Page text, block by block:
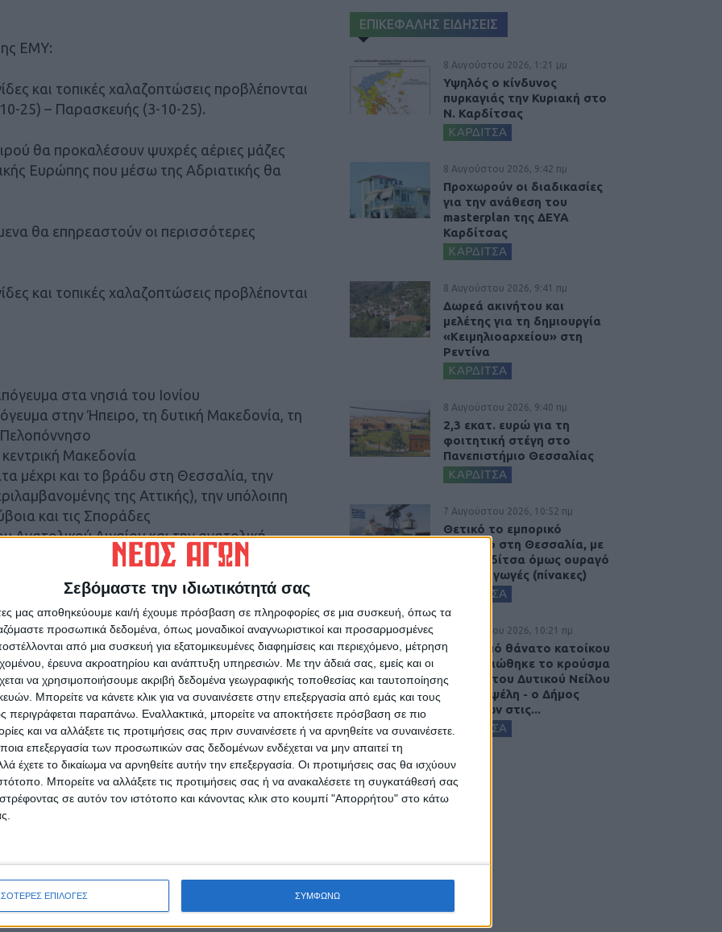
Σεβόμαστε την ιδιωτικότητά σας
μας αποθηκεύουμε και/ή έχουμε πρόσβαση σε πληροφορίες σε μια συσκευή, όπως τα
προσωπικά δεδομένα, όπως μοναδικοί αναγνωριστικοί και προσαρμοσμένες
από μια συσκευή για εξατομικευμένες διαφημίσεις και περιεχόμενο, μέτρηση
έρευνα ακροατηρίου και ανάπτυξη υπηρεσιών. Με την άδειά σας, εμείς και οι
να χρησιμοποιήσουμε ακριβή δεδομένα γεωγραφικής τοποθεσίας και ταυτοποίησης
Μπορείτε να κάνετε κλικ για να συναινέσετε στην επεξεργασία από εμάς και τους
περιγράφεται παραπάνω. Εναλλακτικά, μπορείτε να αποκτήσετε πρόσβαση σε πιο
και να αλλάξετε τις προτιμήσεις σας πριν συναινέσετε ή να αρνηθείτε να συναινέσετε.
επεξεργασία των προσωπικών σας δεδομένων ενδέχεται να μην απαιτεί τη
έχετε το δικαίωμα να αρνηθείτε αυτήν την επεξεργασία. Οι προτιμήσεις σας θα ισχύουν
Μπορείτε να αλλάξετε τις προτιμήσεις σας ή να ανακαλέσετε τη συγκατάθεσή σας
σε αυτόν τον ιστότοπο και κάνοντας κλικ στο κουμπί "Απορρήτου" στο κάτω
ΕΠΙΛΟΓΕΣ ΣΥΜΦΩΝΩ
ΕΜΥ:
και τοπικές χαλαζοπτώσεις προβλέπονται
25) – Παρασκευής (3-10-25).
θα προκαλέσουν ψυχρές αέριες μάζες
Ευρώπης που μέσω της Αδριατικής θα
θα επηρεαστούν οι περισσότερες
και τοπικές χαλαζοπτώσεις προβλέπονται
στα νησιά του Ιονίου
στην Ήπειρο, τη δυτική Μακεδονία, τη
Πελοπόννησο
Μακεδονία
μέχρι και το βράδυ στη Θεσσαλία, την
της Αττικής), την υπόλοιπη
και τις Σποράδες
Ανατολικού Αιγαίου και την ανατολική
το απόγευμα στα Δωδεκάνησα
τη Θράκη και τα νησιά του
Μακεδονία.
και θα παρουσιάσουν μεγαλύτερη
Ζακύνθου, Κεφαλλονιάς) και τη δυτική
νωρίς το απόγευμα
της Πέμπτης μέχρι και τις πρωινές
τα νησιά του Ανατολικού Αιγαίου την
ΕΠΙΚΕΦΑΛΗΣ ΕΙΔΗΣΕΙΣ
8 Αυγούστου 2026, 1:21 μμ
Υψηλός ο κίνδυνος
πυρκαγιάς την Κυριακή στο
Ν. Καρδίτσας
ΚΑΡΔΙΤΣΑ
8 Αυγούστου 2026, 9:42 πμ
Προχωρούν οι διαδικασίες
για την ανάθεση του
masterplan της ΔΕΥΑ
Καρδίτσας
ΚΑΡΔΙΤΣΑ
8 Αυγούστου 2026, 9:41 πμ
Δωρεά ακινήτου και
μελέτης για τη δημιουργία
«Κειμηλιοαρχείου» στη
Ρεντίνα
ΚΑΡΔΙΤΣΑ
8 Αυγούστου 2026, 9:40 πμ
2,3 εκατ. ευρώ για τη
φοιτητική στέγη στο
Πανεπιστήμιο Θεσσαλίας
ΚΑΡΔΙΤΣΑ
7 Αυγούστου 2026, 10:52 πμ
Θετικό το εμπορικό
ισοζύγιο στη Θεσσαλία, με
την Καρδίτσα όμως ουραγό
στις εξαγωγές (πίνακες)
ΚΑΡΔΙΤΣΑ
7 Αυγούστου 2026, 10:21 πμ
Μετά από θάνατο κατοίκου
επιβεβαιώθηκε το κρούσμα
του ιού του Δυτικού Νείλου
στην Κυψέλη - ο Δήμος
Σοφάδων στις...
ΚΑΡΔΙΤΣΑ